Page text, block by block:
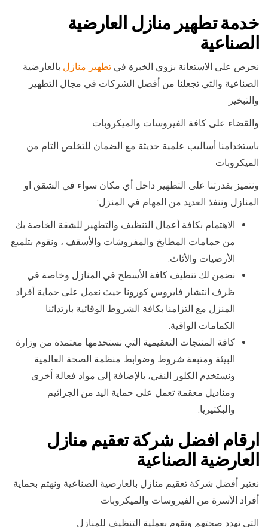
خدمة تطهير منازل العارضية
الصناعية
نحرص على الاستعانة بزوي الخبرة في تطهير منازل بالعارضية
الصناعية والتي تجعلنا من أفضل الشركات في مجال التطهير
والتبخير
والقضاء على كافة الفيروسات والميكروبات
باستخدامنا أساليب علمية حديثة مع الضمان للتخلص التام من
الميكروبات
ونتميز بقدرتنا على التطهير داخل أي مكان سواء في الشقق او
المنازل وننفذ العديد من المهام في المنزل:
الاهتمام بكافة أعمال التنظيف والتطهير للشقة الخاصة بك
من حمامات المطابخ والمفروشات والأسقف ، ونقوم بتلميع
الأرضيات والأثاث.
نضمن لك تنظيف كافة الأسطح في المنازل وخاصة في
ظرف انتشار فايروس كورونا حيث نعمل على حماية أفراد
المنزل مع التزامنا بكافة الشروط الوقائية بارتدائنا
الكمامات الواقية.
كافة المنتجات التعقيمية التي نستخدمها معتمدة من وزارة
البيئة ومتبعة شروط وضوابط منظمة الصحة العالمية
ونستخدم الكلور النقي، بالإضافة إلى مواد فعالة أخرى
ومناديل معقمة تعمل على حماية اليد من الجراثيم
والبكتيريا.
ارقام افضل شركة تعقيم منازل
العارضية الصناعية
نعتبر أفضل شركة تعقيم منازل بالعارضية الصناعية ونهتم بحماية
أفراد الأسرة من الفيروسات والميكروبات
التي تهدد صحتهم ونقوم بعملية التنظيف للمنازل